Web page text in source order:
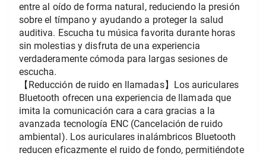
entre al oído de forma natural, reduciendo la presión
sobre el tímpano y ayudando a proteger la salud
auditiva. Escucha tu música favorita durante horas
sin molestias y disfruta de una experiencia
verdaderamente cómoda para largas sesiones de
escucha.
【Reducción de ruido en llamadas】Los auriculares
Bluetooth ofrecen una experiencia de llamada que
imita la comunicación cara a cara gracias a la
avanzada tecnología ENC (Cancelación de ruido
ambiental). Los auriculares inalámbricos Bluetooth
reducen eficazmente el ruido de fondo, permitiéndote